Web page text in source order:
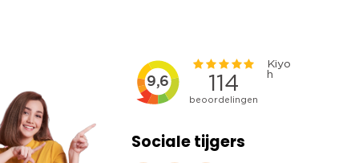
Sociale tijgers